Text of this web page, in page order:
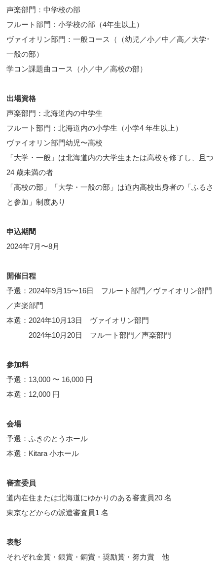
声楽部門：中学校の部
フルート部門：小学校の部（4年生以上）
ヴァイオリン部門：一般コース（（幼児／小／中／高／大学･
一般の部）
学コン課題曲コース（小／中／高校の部）
出場資格
声楽部門：北海道内の中学生
フルート部門：北海道内の小学生（小学4 年生以上）
ヴァイオリン部門幼児〜高校
「大学・一般」は北海道内の大学生または高校を修了し、且つ
24 歳未満の者
「高校の部」「大学・一般の部」は道内高校出身者の「ふるさ
と参加」制度あり
申込期間
2024年7月〜8月
開催日程
予選：2024年9月15〜16日 フルート部門／ヴァイオリン部門
／声楽部門
本選：2024年10月13日 ヴァイオリン部門
2024年10月20日 フルート部門／声楽部門
参加料
予選：13,000 〜 16,000 円
本選：12,000 円
会場
予選：ふきのとうホール
本選：Kitara 小ホール
審査委員
道内在住または北海道にゆかりのある審査員20 名
東京などからの派遣審査員1 名
表彰
それぞれ金賞・銀賞・銅賞・奨励賞・努力賞 他